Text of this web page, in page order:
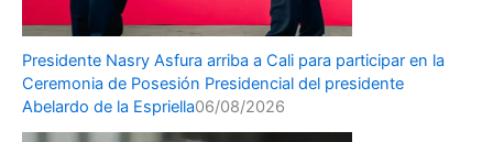
Presidente Nasry Asfura arriba a Cali para participar en la
Ceremonia de Posesión Presidencial del presidente
Abelardo de la Espriella06/08/2026